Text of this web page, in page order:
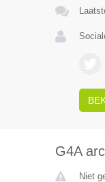
G4A
Niet